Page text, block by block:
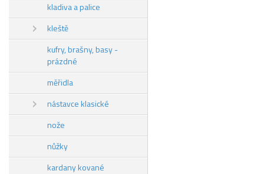
kladiva a palice
kleště
kufry, brašny, basy -
prázdné
měřidla
nástavce klasické
nože
nůžky
kardany kované